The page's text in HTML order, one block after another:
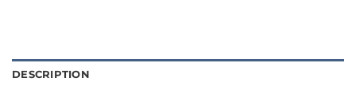
DESCRIPTION